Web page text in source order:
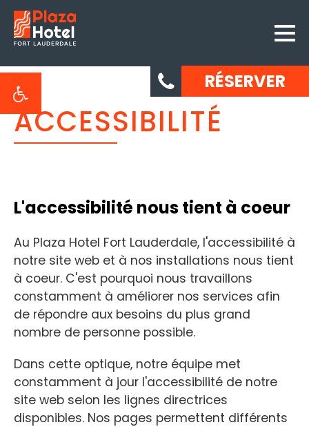
RÉSERVER
ACCESSIBILITÉ
L'accessibilité nous tient à coeur
Au Plaza Hotel Fort Lauderdale, l'accessibilité à
notre site web et à nos installations nous tient
à coeur. C'est pourquoi nous travaillons
constamment à améliorer nos services afin
de répondre aux besoins du plus grand
nombre de personne possible.
Dans cette optique, notre équipe met
constamment à jour l'accessibilité de notre
site web selon les lignes directrices
disponibles. Nos pages permettent différents